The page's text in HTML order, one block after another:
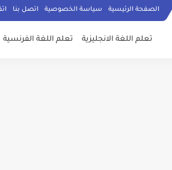
الصفحة الرئيسية سياسة الخصوصية اتصل بنا
تعلم اللغة الانجليزية تعلم اللغة الفرنسية